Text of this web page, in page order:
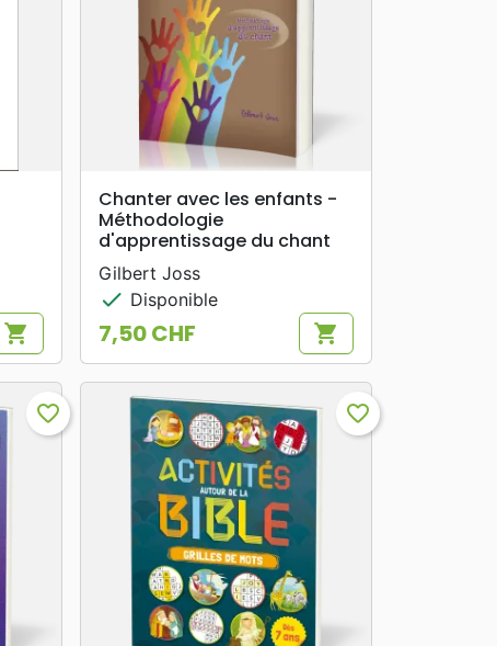
shopping_cart
search APERÇU RAPIDE
Chanter avec les enfants -
Méthodologie
d'apprentissage du chant
Gilbert Joss
check Disponible
Prix
7,50 CHF shopping_cart
favorite_border favorite_border